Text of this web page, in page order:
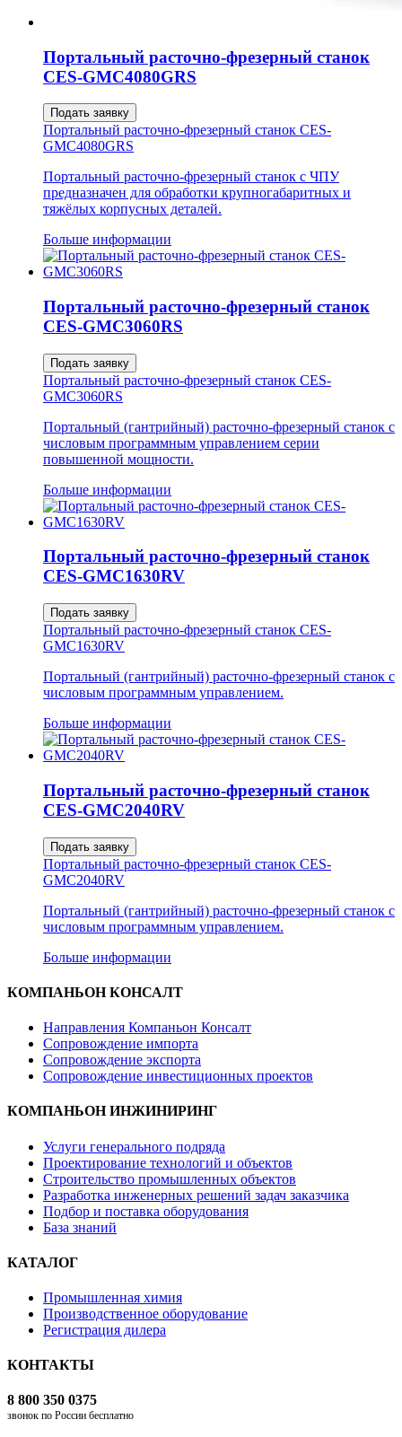
Портальный расточно-фрезерный станок
CES-GMC4080GRS
Подать заявку
Портальный расточно-фрезерный станок CES-
GMC4080GRS
Портальный расточно-фрезерный станок с ЧПУ
предназначен для обработки крупногабаритных и
тяжёлых корпусных деталей.
Больше информации
Портальный расточно-фрезерный станок
CES-GMC3060RS
Подать заявку
Портальный расточно-фрезерный станок CES-
GMC3060RS
Портальный (гантрийный) расточно-фрезерный станок с
числовым программным управлением серии
повышенной мощности.
Больше информации
Портальный расточно-фрезерный станок
CES-GMC1630RV
Подать заявку
Портальный расточно-фрезерный станок CES-
GMC1630RV
Портальный (гантрийный) расточно-фрезерный станок с
числовым программным управлением.
Больше информации
Портальный расточно-фрезерный станок
CES-GMC2040RV
Подать заявку
Портальный расточно-фрезерный станок CES-
GMC2040RV
Портальный (гантрийный) расточно-фрезерный станок с
числовым программным управлением.
Больше информации
КОМПАНЬОН КОНСАЛТ
Направления Компаньон Консалт
Сопровождение импорта
Сопровождение экспорта
Сопровождение инвестиционных проектов
КОМПАНЬОН ИНЖИНИРИНГ
Услуги генерального подряда
Проектирование технологий и объектов
Строительство промышленных объектов
Разработка инженерных решений задач заказчика
Подбор и поставка оборудования
База знаний
КАТАЛОГ
Промышленная химия
Производственное оборудование
Регистрация дилера
КОНТАКТЫ
8 800 350 0375
звонок по России бесплатно